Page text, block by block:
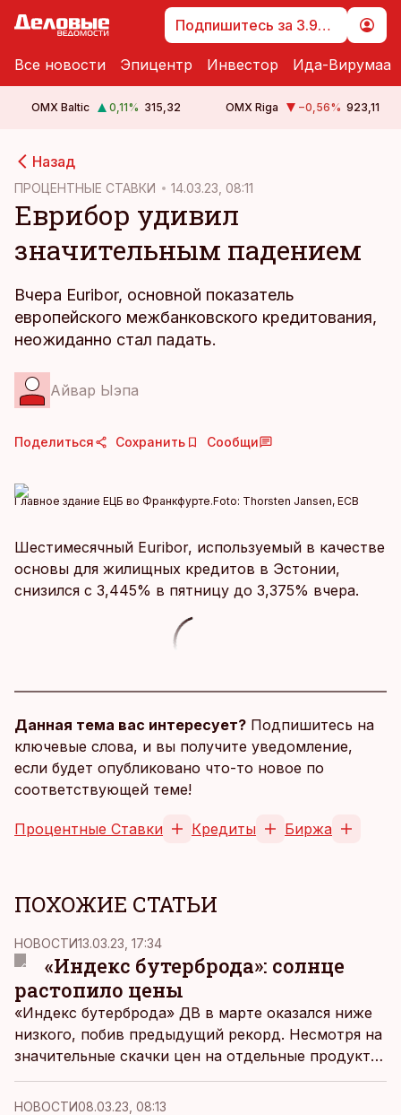
Подпишитесь за 3.99 €
Все новости Эпицентр Инвестор Ида-Вирумаа
OMX Baltic 0,11% 315,32 OMX Riga −0,56% 923,11
Назад
ПРОЦЕНТНЫЕ СТАВКИ 14.03.23, 08:11
Еврибор удивил
значительным падением
Вчера Euribor, основной показатель
европейского межбанковского кредитования,
неожиданно стал падать.
Айвар Ыэпа
Поделиться Сохранить Сообщи
Главное здание ЕЦБ во Франкфурте.Foto: Thorsten Jansen, ECB
Шестимесячный Euribor, используемый в качестве
основы для жилищных кредитов в Эстонии,
снизился с 3,445% в пятницу до 3,375% вчера.
Данная тема вас интересует? Подпишитесь на
ключевые слова, и вы получите уведомление,
если будет опубликовано что-то новое по
соответствующей теме!
Процентные Ставки Кредиты Биржа
ПОХОЖИЕ СТАТЬИ
НОВОСТИ13.03.23, 17:34
«Индекс бутерброда»: солнце
растопило цены
«Индекс бутерброда» ДВ в марте оказался ниже
низкого, побив предыдущий рекорд. Несмотря на
значительные скачки цен на отдельные продукты,
оказалось, что в среднем наши продукты почти
не подорожали.
НОВОСТИ08.03.23, 08:13